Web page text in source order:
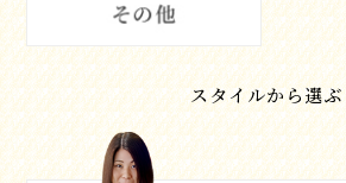
スタイルから選ぶ